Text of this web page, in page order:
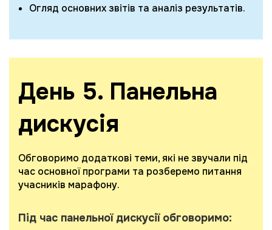
Огляд основних звітів та аналіз результатів.
День 5. Панельна
дискусія
Обговоримо додаткові теми, які не звучали під
час основної програми та розберемо питання
учасників марафону.
Під час панельної дискусії обговоримо: